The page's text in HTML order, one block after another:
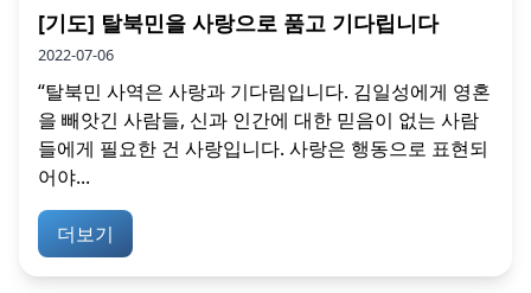
[기도] 탈북민을 사랑으로 품고 기다립니다
2022-07-06
“탈북민 사역은 사랑과 기다림입니다. 김일성에게 영혼
을 빼앗긴 사람들, 신과 인간에 대한 믿음이 없는 사람
들에게 필요한 건 사랑입니다. 사랑은 행동으로 표현되
어야...
더보기